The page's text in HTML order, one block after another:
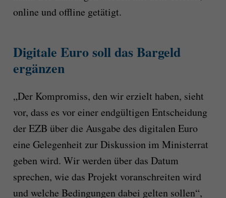
online und offline getätigt.
Digitale Euro soll das Bargeld
ergänzen
„Der Kompromiss, den wir erzielt haben, sieht
vor, dass es vor einer endgültigen Entscheidung
der EZB über die Ausgabe des digitalen Euro
eine Gelegenheit zur Diskussion im Ministerrat
geben wird. Wir werden über das Datum
sprechen, wie das Projekt voranschreiten wird
und welche Bedingungen dabei gelten sollen“,